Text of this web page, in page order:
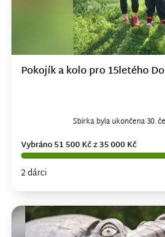
Pokojík a kolo pro 15letého
Sbírka byla ukončena 30.
2 dárci
Vybráno 51 500 Kč z 35 000 Kč